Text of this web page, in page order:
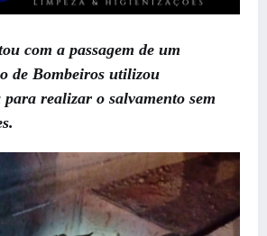
com a passagem de um
de Bombeiros utilizou
para realizar o salvamento sem